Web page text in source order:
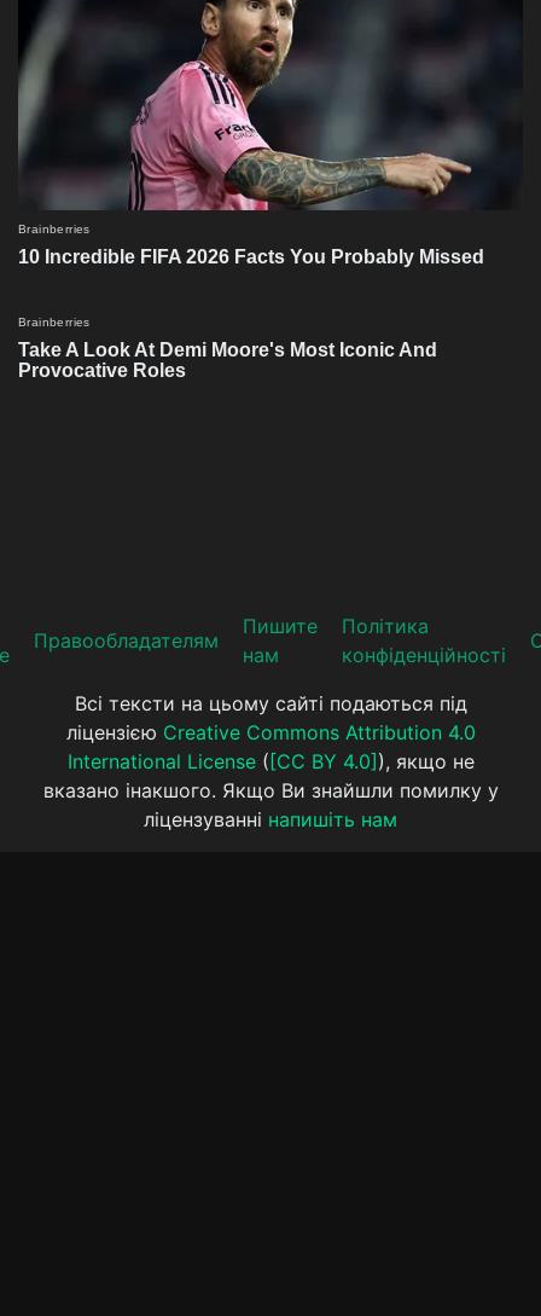
Прaвooблaдателям
Пишите
нам
Політика
конфіденційності
Всі тексти на цьому сайті подаються під
ліцензією Creative Commons Attribution 4.0
International License( [CC BY 4.0] ), якщо не
вказано інакшого. Якщо Ви знайшли помилку у
ліцензуванні напишіть нам